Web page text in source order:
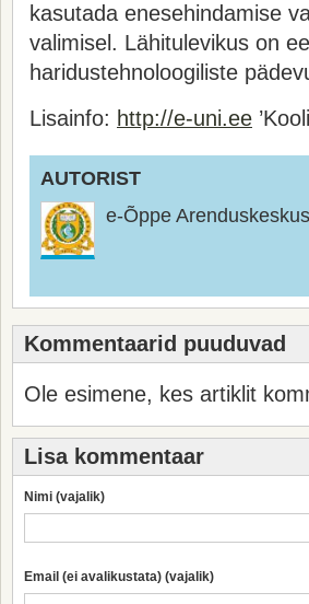
kasutada enesehindamise
valimisel. Lähitulevikus on
haridustehnoloogiliste
Lisainfo: http://e-uni.ee
AUTORIST
e-Õppe Arenduskeskus
Kommentaarid puuduvad
Ole esimene, kes artiklit
Lisa kommentaar
Nimi (vajalik)
Email (ei avalikustata) (vajalik)